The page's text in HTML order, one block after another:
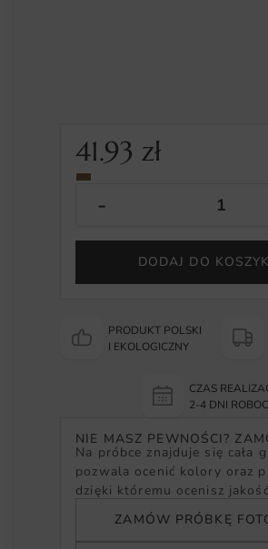
41.93zł
DODAJ DO
PRODUKT POLSKI
I EKOLOGICZNY
CZAS
2-4 DNI
NIE MASZ PEWNOŚCI?
Na próbce znajduje się cała
pozwala ocenić kolory oraz
dzięki któremu ocenisz
ZAMÓW PRÓBKĘ